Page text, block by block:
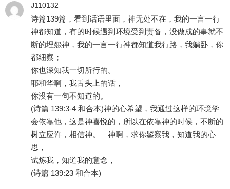
J110132
诗篇139篇，看到话语里面，神无处不在，我的一言一行
神都知道，有的时候遇到环境受到责备，没做成的事就不
断的埋怨神，我的一言一行神都知道我行路，我躺卧，你
都细察；
你也深知我一切所行的。
耶和华啊，我舌头上的话，
你没有一句不知道的。
(诗篇 139:3-4 和合本)神的心希望，我通过这样的环境学
会依靠他，这是神喜悦的，所以在依靠神的时候，不断的
树立应许，相信神。 神啊，求你鉴察我，知道我的心
思，
试炼我，知道我的意念，
(诗篇 139:23 和合本)